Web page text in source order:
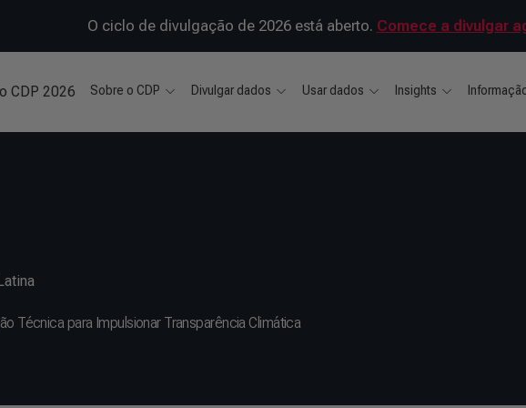
O ciclo de divulgação de 2026 está aberto. Comece a divulgar
CDP 2026 Sobre o CDP Divulgar dados Usar dados Insights
Técnica para Impulsionar Transparência Climática